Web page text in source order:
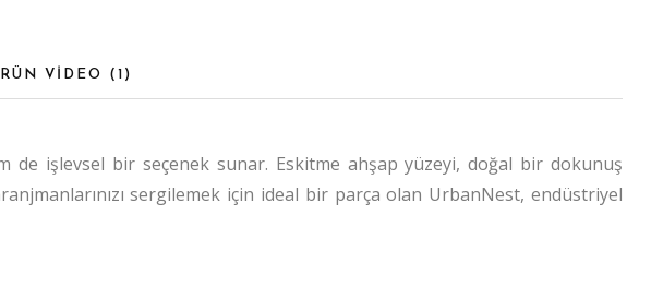
VİDEO ( 1 )
de işlevsel bir seçenek sunar. Eskitme ahşap yüzeyi, doğal bir dokunuş
sergilemek için ideal bir parça olan UrbanNest, endüstriyel